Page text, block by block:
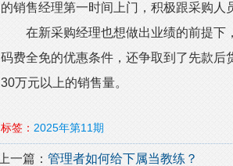
的销售经理第一时间上门，积极跟采购人
在新采购经理也想做出业绩的前提下
码费全免的优惠条件，还争取到了先款后
30万元以上的销售量。
标签： 2025年第11期
上一篇： 管理者如何给下属当教练？